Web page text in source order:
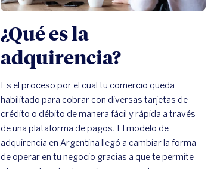
¿Qué es la
adquirencia?
Es el proceso por el cual tu comercio queda
habilitado para cobrar con diversas tarjetas de
crédito o débito de manera fácil y rápida a través
de una plataforma de pagos. El modelo de
adquirencia en Argentina llegó a cambiar la forma
de operar en tu negocio gracias a que te permite